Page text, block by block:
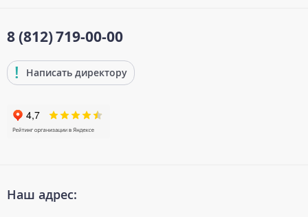
8 (812)719-00-00
Написать директору
Наш адрес: